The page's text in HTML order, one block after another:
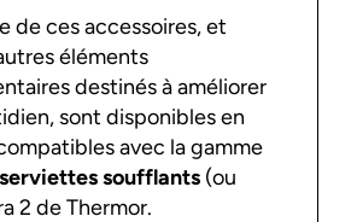
de ces accessoires, et
éléments
destinés à améliorer
sont disponibles en
avec la gamme
soufflants (ou
2 de Thermor.